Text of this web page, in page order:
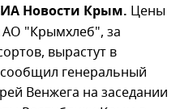
Новости Крым. Цены
АО "Крымхлеб", за
вырастут в
генеральный
Венжега на заседании